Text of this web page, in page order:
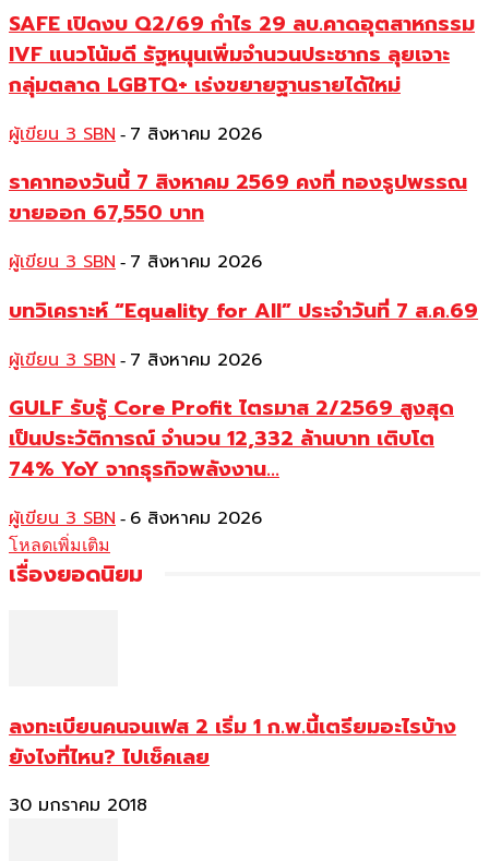
SAFE เปิดงบ Q2/69 กำไร 29 ลบ.คาดอุตสาหกรรม
IVF แนวโน้มดี รัฐหนุนเพิ่มจำนวนประชากร ลุยเจาะ
กลุ่มตลาด LGBTQ+ เร่งขยายฐานรายได้ใหม่
ผู้เขียน 3 SBN - 7 สิงหาคม 2026
ราคาทองวันนี้ 7 สิงหาคม 2569 คงที่ ทองรูปพรรณ
ขายออก 67,550 บาท
ผู้เขียน 3 SBN - 7 สิงหาคม 2026
บทวิเคราะห์ “Equality for All” ประจำวันที่ 7 ส.ค.69
ผู้เขียน 3 SBN - 7 สิงหาคม 2026
GULF รับรู้ Core Profit ไตรมาส 2/2569 สูงสุด
เป็นประวัติการณ์ จำนวน 12,332 ล้านบาท เติบโต
74% YoY จากธุรกิจพลังงาน...
ผู้เขียน 3 SBN - 6 สิงหาคม 2026
โหลดเพิ่มเติม
เรื่องยอดนิยม
ลงทะเบียนคนจนเฟส 2 เริ่ม 1 ก.พ.นี้เตรียมอะไรบ้าง
ยังไงที่ไหน? ไปเช็คเลย
30 มกราคม 2018